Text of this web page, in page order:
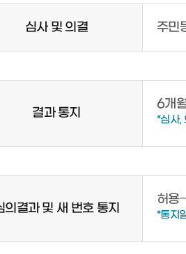
심사 및 의결 주민
결과 통지
6개
*심사,
의결과 및 새 번호 통지
허용
*통지